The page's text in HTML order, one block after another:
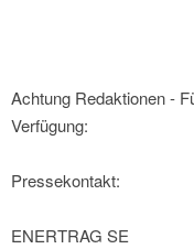
Achtung Redaktionen -
Verfügung:
Pressekontakt:
ENERTRAG SE